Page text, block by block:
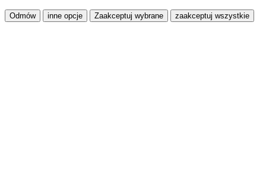
Odmów inne opcje Zaakceptuj wybrane zaakceptuj wszystkie